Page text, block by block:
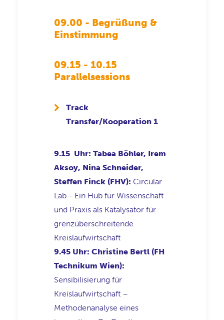
09.00 - Begrüßung &
Einstimmung
09.15 - 10.15
Parallelsessions
Track
Transfer/Kooperation 1
9.15 Uhr: Tabea Böhler, Irem
Aksoy, Nina Schneider,
Steffen Finck (FHV): Circular
Lab - Ein Hub für Wissenschaft
und Praxis als Katalysator für
grenzüberschreitende
Kreislaufwirtschaft
9.45 Uhr: Christine Bertl (FH
Technikum Wien):
Sensibilisierung für
Kreislaufwirtschaft –
Methodenanalyse eines